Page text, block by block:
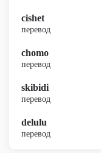
cishet
перевод
chomo
перевод
skibidi
перевод
delulu
перевод